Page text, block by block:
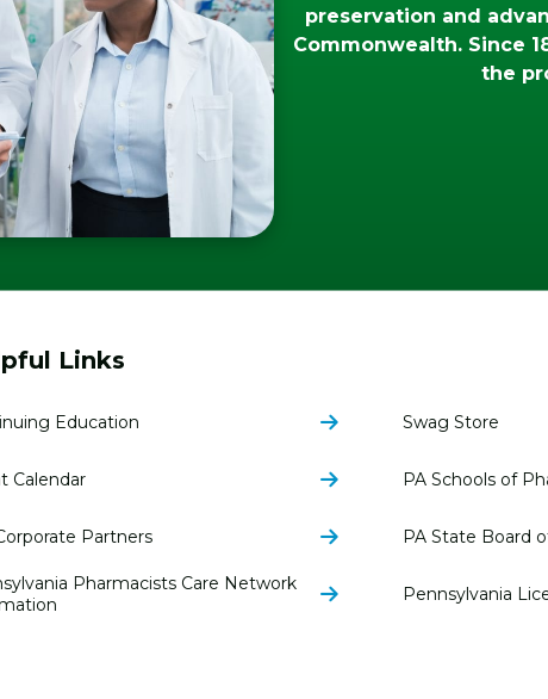
preservation and
Commonwealth. Since
the
Links
Education
Calendar
Partners
Pharmacists Care Network
Swag Store
PA Schools of
PA State Board
Pennsylvania